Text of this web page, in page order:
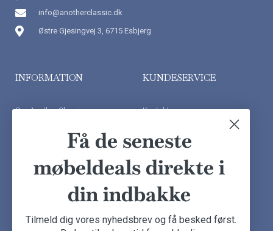
info@anotherclassic.dk
Østre Gjesingvej 3, 6715 Esbjerg
INFORMATION
Om Another Classic
Handelsbetingelser
KUNDESERVICE
Kontakt os
Kundeudtalelser
Besøg showroom
Få de seneste
møbeldeals direkte i
din indbakke
Tilmeld dig vores nyhedsbrev og få besked først.